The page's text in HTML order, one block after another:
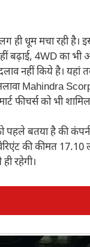
ही धूम मचा रही है।
बढ़ाई, 4WD का
नहीं किये है। यहां
Mahindra
फीचर्स को भी
पहले बतया है की
की कीमत
रहेगी।